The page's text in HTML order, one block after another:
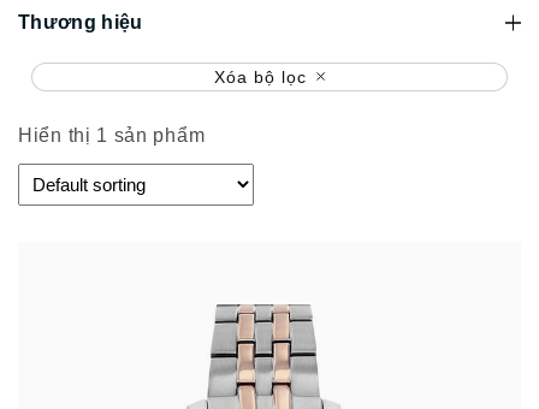
Thương hiệu
Xóa bộ lọc
Hiển thị 1 sản phẩm